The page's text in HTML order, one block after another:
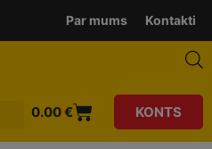
Par mums Kontakti
0.00€ KONTS